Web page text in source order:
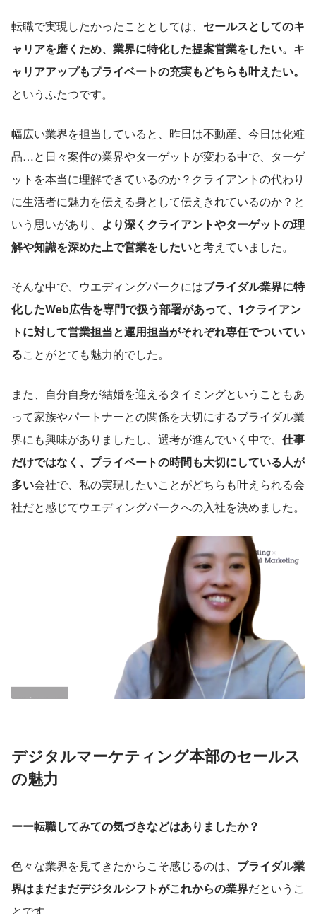
転職で実現したかったこととしては、 セールスとしてのキ
ャリアを磨くため、業界に特化した提案営業をしたい。キ
ャリアアップもプライベートの充実もどちらも叶えたい。
というふたつです。
幅広い業界を担当していると、昨日は不動産、今日は化粧
品…と日々案件の業界やターゲットが変わる中で、ターゲ
ットを本当に理解できているのか？クライアントの代わり
に生活者に魅力を伝える身として伝えきれているのか？と
いう思いがあり、 より深くクライアントやターゲットの理
解や知識を深めた上で営業をしたいと考えていました。
そんな中で、ウエディングパークにはブライダル業界に特
化したWeb広告を専門で扱う部署があって、1クライアン
トに対して営業担当と運用担当がそれぞれ専任でついてい
ることがとても魅力的でした。
また、自分自身が結婚を迎えるタイミングということもあ
って家族やパートナーとの関係を大切にするブライダル業
界にも興味がありましたし、選考が進んでいく中で、 仕事
だけではなく、プライベートの時間も大切にしている人が
多い会社で、私の実現したいことがどちらも叶えられる会
社だと感じてウエディングパークへの入社を決めました。
デジタルマーケティング本部のセールス
の魅力
ーー転職してみての気づきなどはありましたか？
色々な業界を見てきたからこそ感じるのは、 ブライダル業
界はまだまだデジタルシフトがこれからの業界だというこ
とです。